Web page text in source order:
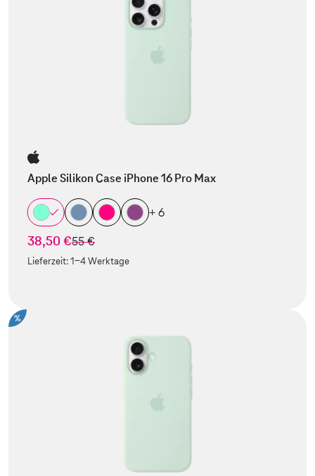
Apple Silikon Case iPhone 16 Pro Max
+ 6
38,50 €statt
55 €
Lieferzeit:1-4 Werktage
%